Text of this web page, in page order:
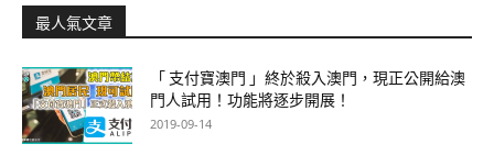
最人氣文章
「 支付寶澳門 」終於殺入澳門，現正公開給澳
門人試用！功能將逐步開展！
2019-09-14